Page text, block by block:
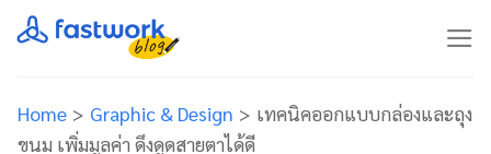
Skip
to
Home > Graphic & Design > เทคนิคออกแบบกล่องและถุง
ขนม เพิ่มมูลค่า ดึงดูดสายตาได้ดี